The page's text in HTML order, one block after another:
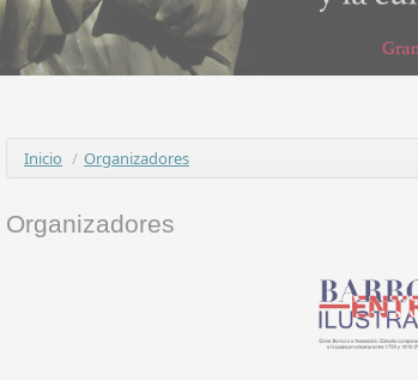
Inicio / Organizadores
Organizadores